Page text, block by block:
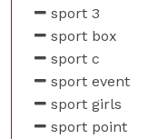
sport 3
sport box
sport c
sport event
sport girls
sport point